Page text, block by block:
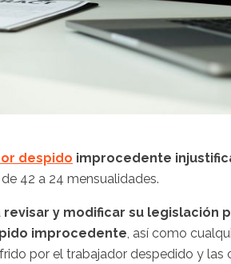
despido improcedente
42 a 24 mensualidades.
revisar y modificar su legislación
improcedente, así como
por el trabajador despedido y las